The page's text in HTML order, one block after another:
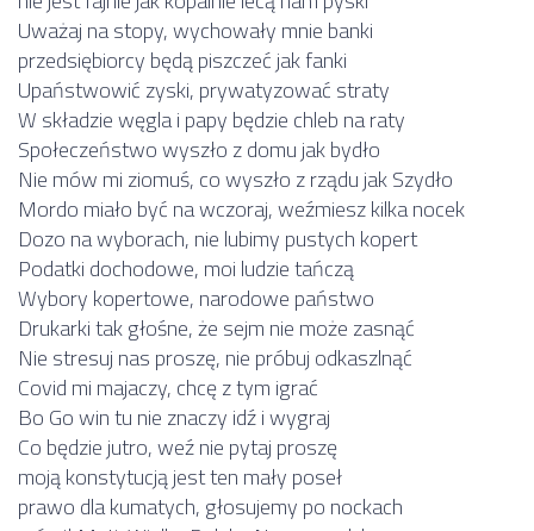
Uważaj na stopy, wychowały mnie banki
przedsiębiorcy będą piszczeć jak fanki
Upaństwowić zyski, prywatyzować straty
W składzie węgla i papy będzie chleb na raty
Społeczeństwo wyszło z domu jak bydło
Nie mów mi ziomuś, co wyszło z rządu jak Szydło
Mordo miało być na wczoraj, weźmiesz kilka nocek
Dozo na wyborach, nie lubimy pustych kopert
Podatki dochodowe, moi ludzie tańczą
Wybory kopertowe, narodowe państwo
Drukarki tak głośne, że sejm nie może zasnąć
Nie stresuj nas proszę, nie próbuj odkaszlnąć
Covid mi majaczy, chcę z tym igrać
Bo Go win tu nie znaczy idź i wygraj
Co będzie jutro, weź nie pytaj proszę
moją konstytucją jest ten mały poseł
prawo dla kumatych, głosujemy po nockach